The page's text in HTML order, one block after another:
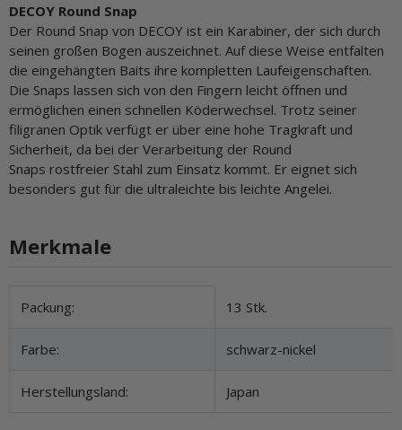
DECOY Round Snap
Der Round Snap von DECOY ist ein Karabiner, der sich durch
seinen großen Bogen auszeichnet. Auf diese Weise entfalten
die eingehängten Baits ihre kompletten Laufeigenschaften.
Die Snaps lassen sich von den Fingern leicht öffnen und
ermöglichen einen schnellen Köderwechsel. Trotz seiner
filigranen Optik verfügt er über eine hohe Tragkraft und
Sicherheit, da bei der Verarbeitung der Round
Snaps rostfreier Stahl zum Einsatz kommt. Er eignet sich
besonders gut für die ultraleichte bis leichte Angelei.
Merkmale
Produkteigenschaft
Wert
Packung: 13 Stk.
Farbe: schwarz-nickel
Herstellungsland: Japan